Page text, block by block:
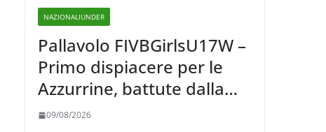
NAZIONALIUNDER
Pallavolo FIVBGirlsU17W –
Primo dispiacere per le
Azzurrine, battute dalla
Korea 3-1
09/08/2026